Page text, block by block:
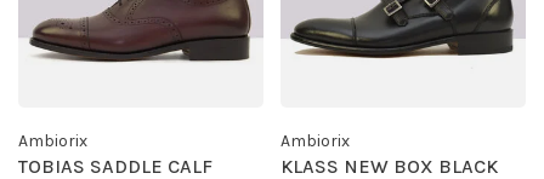
Ambiorix
TOBIAS SADDLE CALF
Ambiorix
KLASS NEW BOX BLACK